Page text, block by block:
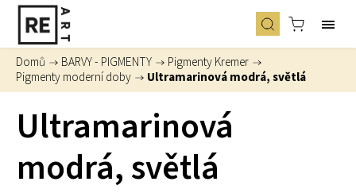
Domů / BARVY - PIGMENTY / Pigmenty Kremer /
Pigmenty moderní doby / Ultramarinová modrá, světlá
Ultramarinová
modrá, světlá